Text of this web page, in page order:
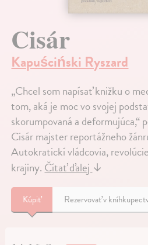
Cisár
Kapuściński Ryszard
„Chcel som napísať knižku o
tom, aká je moc vo svojej
skorumpovaná a deformujúca,“
Cisár majster reportážneho
Autokratickí vládcovia,
krajiny.Čítať ďalej↓
Kúpiť Rezervovať v